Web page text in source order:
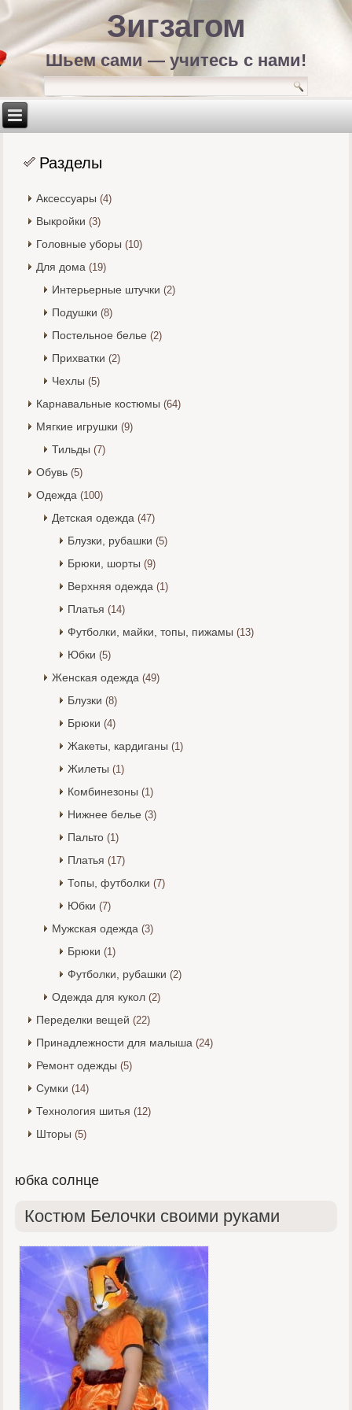
Зигзагом
Шьем сами — учитесь с нами!
Разделы
Аксессуары (4)
Выкройки (3)
Головные уборы (10)
Для дома (19)
Интерьерные штучки (2)
Подушки (8)
Постельное белье (2)
Прихватки (2)
Чехлы (5)
Карнавальные костюмы (64)
Мягкие игрушки (9)
Тильды (7)
Обувь (5)
Одежда (100)
Детская одежда (47)
Блузки, рубашки (5)
Брюки, шорты (9)
Верхняя одежда (1)
Платья (14)
Футболки, майки, топы, пижамы (13)
Юбки (5)
Женская одежда (49)
Блузки (8)
Брюки (4)
Жакеты, кардиганы (1)
Жилеты (1)
Комбинезоны (1)
Нижнее белье (3)
Пальто (1)
Платья (17)
Топы, футболки (7)
Юбки (7)
Мужская одежда (3)
Брюки (1)
Футболки, рубашки (2)
Одежда для кукол (2)
Переделки вещей (22)
Принадлежности для малыша (24)
Ремонт одежды (5)
Сумки (14)
Технология шитья (12)
Шторы (5)
юбка солнце
Костюм Белочки своими руками